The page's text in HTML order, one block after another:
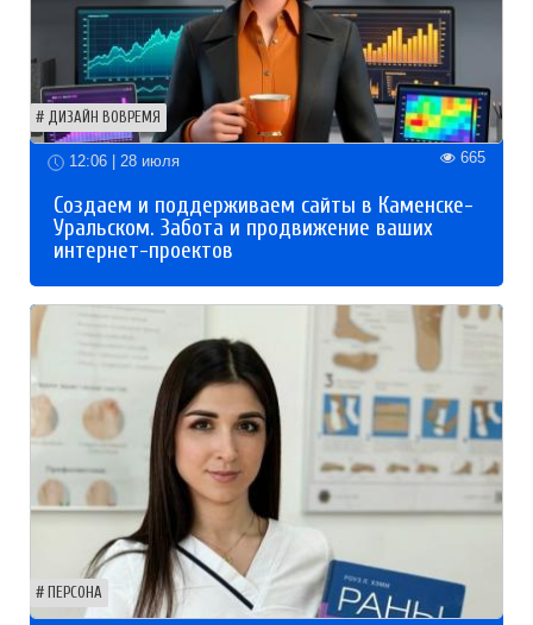
ДИЗАЙН ВОВРЕМЯ
12:06 | 28 июля 665
Создаем и поддерживаем сайты в Каменске-
Уральском. Забота и продвижение ваших
интернет-проектов
ПЕРСОНА